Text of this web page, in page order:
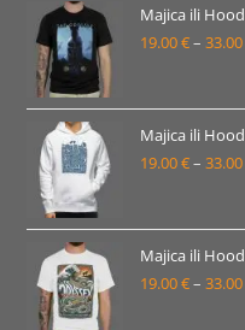
Majica ili
19.00€–
Majica ili
19.00€–
Majica ili
19.00€–